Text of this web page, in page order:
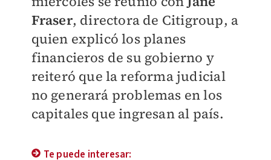
Fraser, directora de Citigroup, a
quien explicó los planes
financieros de su gobierno y
reiteró que la reforma judicial
no generará problemas en los
capitales que ingresan al país.
Te puede interesar: